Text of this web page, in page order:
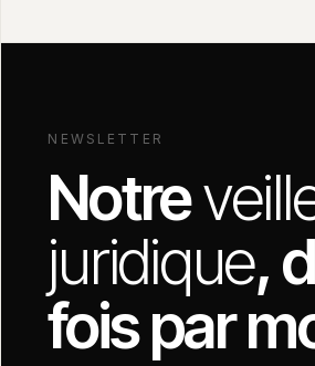
NEWSLETTER
Notre
juridique,
fois par